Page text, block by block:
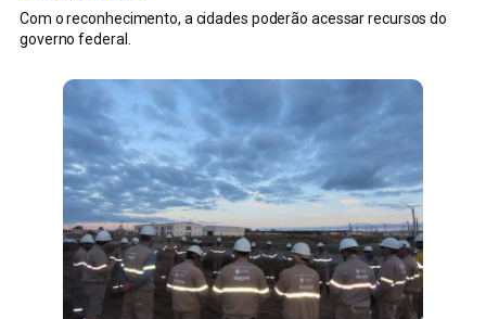
Com o reconhecimento, a cidades poderão acessar recursos do
governo federal.